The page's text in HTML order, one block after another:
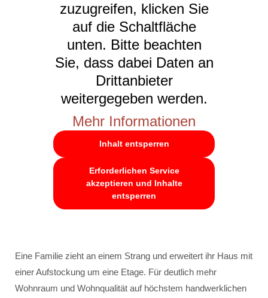
zuzugreifen, klicken Sie
auf die Schaltfläche
unten. Bitte beachten
Sie, dass dabei Daten an
Drittanbieter
weitergegeben werden.
Mehr Informationen
Inhalt entsperren
Erforderlichen Service
akzeptieren und Inhalte
entsperren
Eine Familie zieht an einem Strang und erweitert ihr Haus mit
einer Aufstockung um eine Etage. Für deutlich mehr
Wohnraum und Wohnqualität auf höchstem handwerklichen